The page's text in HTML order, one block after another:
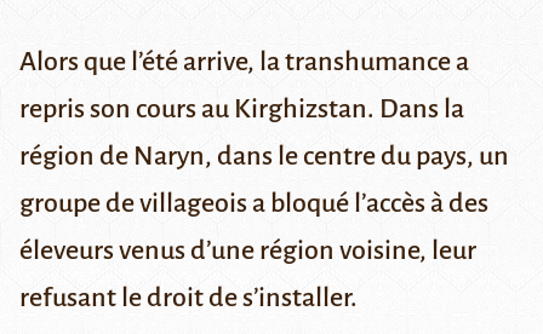
Alors que l’été arrive, la transhumance a
repris son cours au Kirghizstan. Dans la
région de Naryn, dans le centre du pays, un
groupe de villageois a bloqué l’accès à des
éleveurs venus d’une région voisine, leur
refusant le droit de s’installer.